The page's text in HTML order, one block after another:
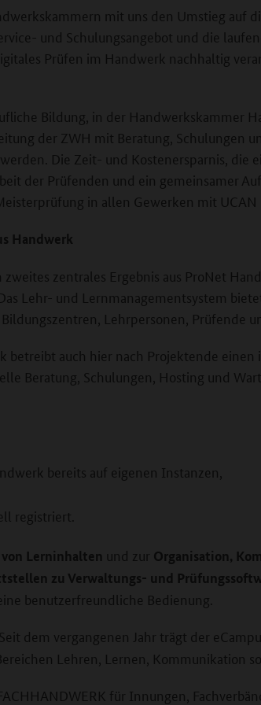
mit uns den Umstieg auf
und Schulungsangebot und die
Prüfen im Handwerk nachhaltig
Bildung, in der Handwerkskammer
der ZWH mit Beratung, Schulungen
Die Zeit- und Kostenersparnis, die
der Prüfenden und ein gemeinsamer
in allen Gewerken mit UCAN
Handwerk
zentrales Ergebnis aus ProNet
Lehr- und Lernmanagementsystem
Lehrpersonen, Prüfende
auch hier nach Projektende einen
Beratung, Schulungen, Hosting und
bereits auf eigenen Instanzen,
registriert.
Lerninhalten und zur Organisation,
zu Verwaltungs- und
benutzerfreundliche Bedienung.
dem vergangenen Jahr trägt der
Lehren, Lernen, Kommunikation
für Innungen,